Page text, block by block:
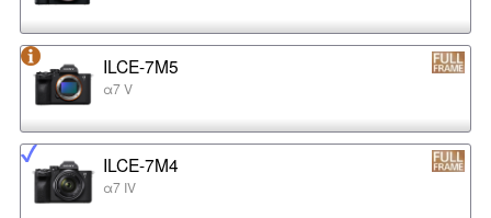
ILCE-7M5
α7 V
ILCE-7M4
α7 IV